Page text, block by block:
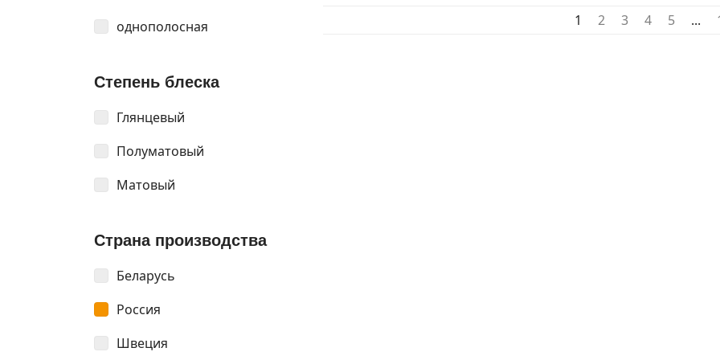
однополосная
Степень блеска
Глянцевый
Полуматовый
Матовый
Страна производства
Беларусь
Россия
Швеция
1 2 3 4 5 ...